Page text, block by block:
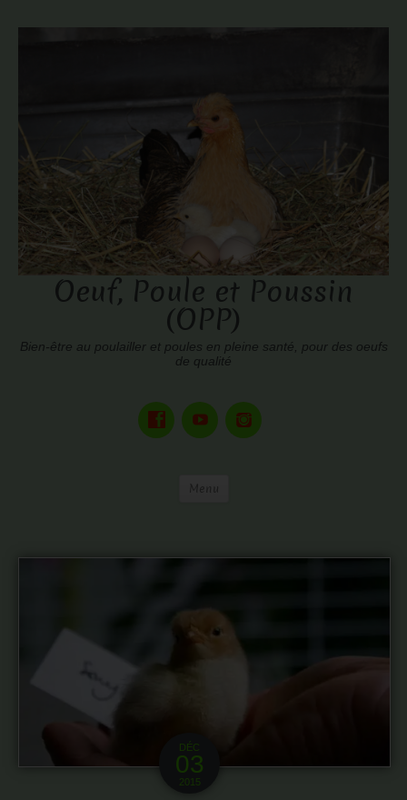
Oeuf, Poule et Poussin
(OPP)
Bien-être au poulailler et poules en pleine santé, pour des oeufs
de qualité
DÉC
03
2015